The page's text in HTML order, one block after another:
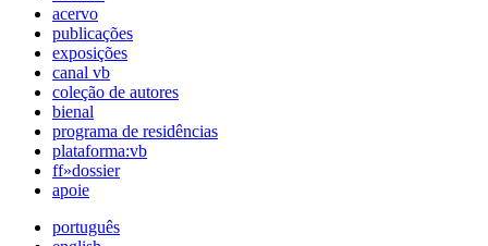
acervo
publicações
exposições
canal vb
coleção de autores
bienal
programa de residências
plataforma:vb
ff»dossier
apoie
português